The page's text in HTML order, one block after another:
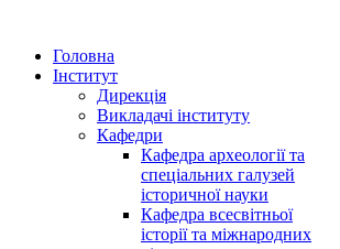
Головна
Інститут
Дирекція
Викладачі інституту
Кафедри
Кафедра археології та
спеціальних галузей
історичної науки
Кафедра всесвітньої
історії та міжнародних